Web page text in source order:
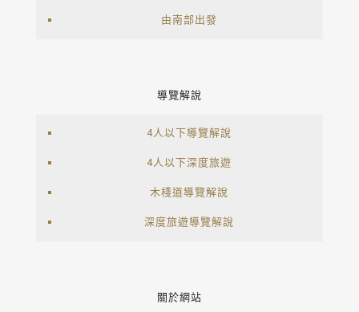
由南部出發
導覽解說
4人以下導覽解說
4人以下深度旅遊
木棧道導覽解說
深度旅遊導覽解說
關於網站